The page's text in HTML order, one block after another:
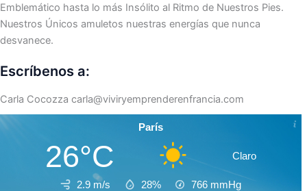
Emblemático hasta lo más Insólito al Ritmo de Nuestros Pies.
Nuestros Únicos amuletos nuestras energías que nunca
desvanece.
Escríbenos a:
Carla Cocozza carla@viviryemprenderenfrancia.com
París
26°C Claro
2.9 m/s 28% 766 mmHg